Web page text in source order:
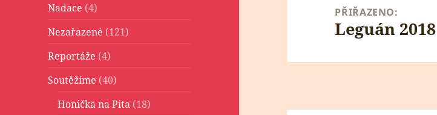
Nadace (4)
Nezařazené (121)
Reportáže (4)
Soutěžíme (40)
Honička na Pita (18)
příspěvek
PŘIŘAZENO:
Leguán 2018